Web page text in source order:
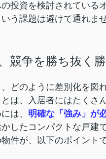
投資を検討されている
いう課題は避けて通れませ
競争を勝ち抜く
どのように差別化を図
は、入居者にはたくさ
は、 明確な「強み」が
したコンパクトな戸建
件が、以下のポイント